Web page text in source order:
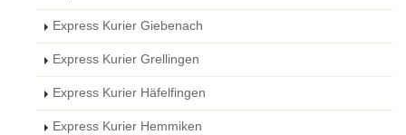
Express Kurier Giebenach
Express Kurier Grellingen
Express Kurier Häfelfingen
Express Kurier Hemmiken